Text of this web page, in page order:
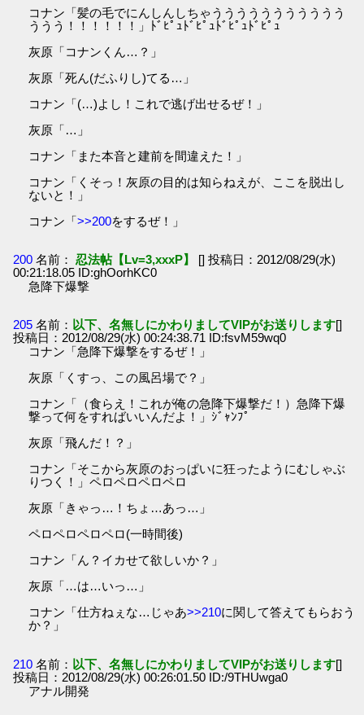
コナン「髪の毛でにんしんしちゃううううううううううう
ううう！！！！！！」ﾄﾞﾋﾟｭﾄﾞﾋﾟｭﾄﾞﾋﾟｭﾄﾞﾋﾟｭ
灰原「コナンくん…？」
灰原「死ん(だふりし)てる…」
コナン「(…)よし！これで逃げ出せるぜ！」
灰原「…」
コナン「また本音と建前を間違えた！」
コナン「くそっ！灰原の目的は知らねえが、ここを脱出し
ないと！」
コナン「>>200をするぜ！」
200 名前： 忍法帖【Lv=3,xxxP】 [] 投稿日：2012/08/29(水)
00:21:18.05 ID:ghOorhKC0
急降下爆撃
205 名前： 以下、名無しにかわりましてVIPがお送りします[]
投稿日：2012/08/29(水) 00:24:38.71 ID:fsvM59wq0
コナン「急降下爆撃をするぜ！」
灰原「くすっ、この風呂場で？」
コナン「（食らえ！これが俺の急降下爆撃だ！）急降下爆
撃って何をすればいいんだよ！」ｼﾞｬﾝﾌﾟ
灰原「飛んだ！？」
コナン「そこから灰原のおっぱいに狂ったようにむしゃぶ
りつく！」ペロペロペロペロ
灰原「きゃっ…！ちょ…あっ…」
ペロペロペロペロ(一時間後)
コナン「ん？イカせて欲しいか？」
灰原「…は…いっ…」
コナン「仕方ねぇな…じゃあ>>210に関して答えてもらおう
か？」
210 名前： 以下、名無しにかわりましてVIPがお送りします[]
投稿日：2012/08/29(水) 00:26:01.50 ID:/9THUwga0
アナル開発